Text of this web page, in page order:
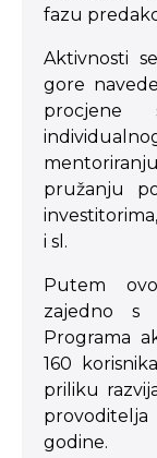
fazu
Aktivnosti
gore
procjene
pružanju
i sl.
Putem
zajedno s
Programa
160
priliku
godine.